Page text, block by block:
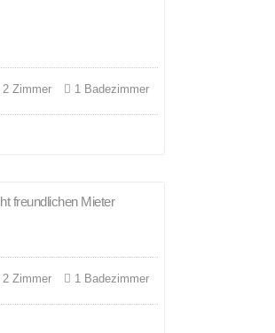
2 Zimmer 1 Badezimmer
freundlichen Mieter
2 Zimmer 1 Badezimmer